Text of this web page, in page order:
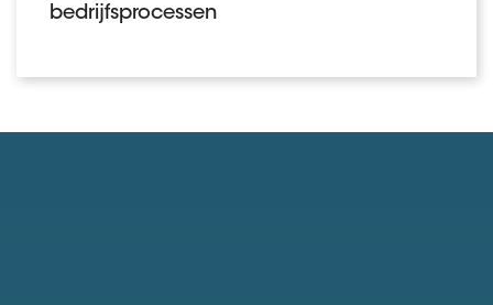
bedrijfsprocessen